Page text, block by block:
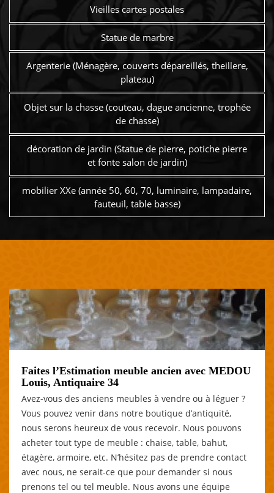
Vieilles cartes postales
Statue de marbre
Argenterie (Ménagère, couverts dépareillés, theillere,
plateau)
Objet sur la chasse (couteau, dague ancienne, trophée
de chasse)
décoration de jardin (Statue de pierre, potiche pierre
et fonte salon de jardin)
mobilier XXe (année 50, 60, 70, luminaire, lampadaire,
fauteuil, table basse)
Faites l’Estimation meuble ancien avec MEDOU
Louis, Antiquaire 34
Avez-vous des anciens meubles à vendre ou à léguer ?
Vous pouvez venir dans notre boutique d’antiquité,
nous serons heureux de vous recevoir. Nous pouvons
acheter tout type de meuble : chaise, table, bahut,
étagère, armoire, etc. N’hésitez pas de prendre contact
avec nous, ne serait-ce que pour demander si nous
prenons tel ou tel meuble. Nous avons une équipe